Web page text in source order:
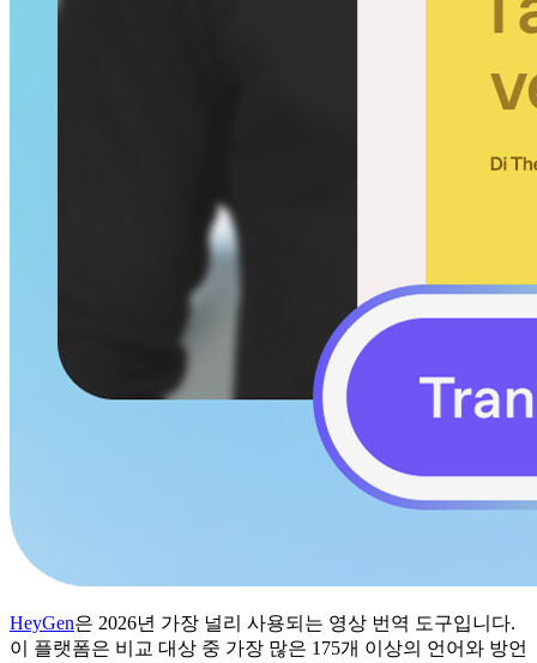
HeyGen은 2026년 가장 널리 사용되는 영상 번역 도구입니다.
이 플랫폼은 비교 대상 중 가장 많은 175개 이상의 언어와 방언